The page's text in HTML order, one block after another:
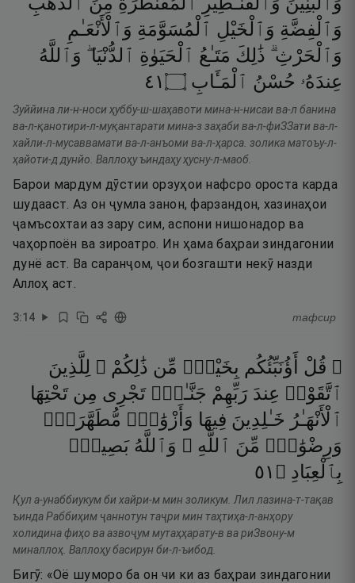
وَٱلْفِضَّةِ وَٱلْخَيْلِ ٱلْمُسَوَّمَةِ وَٱلْأَنْعَـٰمِ
وَٱلْحَرْثِ ۗ ذَٰلِكَ مَتَـٰعُ ٱلْحَيَوٰةِ ٱلدُّنْيَا ۖ وَٱللَّهُ
عِندَهُۥ حُسْنُ ٱلْمَـَٔابِ ۝١٤
Зуййина ли-н-носи ҳуббу-ш-шаҳавоти мина-н-нисаи ва-л банина
ва-л-қанотири-л-муқантарати мина-з заҳаби ва-л-фиЗЗати ва-л-
хайли-л-мусаввамати ва-л-анъоми ва-л-ҳарса. золика матоъу-л-
ҳайоти-д дунйо. Валлоҳу ъиндаҳу ҳусну-л-маоб.
Барои мардум дӯстии орзуҳои нафсро ороста карда
шудааст. Аз он ҷумла занон, фарзандон, хазинаҳои
ҷамъсохтаи аз зару сим, аспони нишонадор ва
чаҳорпоён ва зироатро. Ин ҳама баҳраи зиндагонии
дунё аст. Ва саранҷом, ҷои бозгашти некӯ назди
Аллоҳ аст.
3:14 тафсир
۞ قُلْ أَؤُنَبِّئُكُم بِخَيْرٍۢ مِّن ذَٰلِكُمْ ۚ لِلَّذِينَ
ٱتَّقَوْا۟ عِندَ رَبِّهِمْ جَنَّـٰتٌۭ تَجْرِى مِن تَحْتِهَا
ٱلْأَنْهَـٰرُ خَـٰلِدِينَ فِيهَا وَأَزْوَٰجٌۭ مُّطَهَّرَةٌۭ
وَرِضْوَٰنٌۭ مِّنَ ٱللَّهِ ۗ وَٱللَّهُ بَصِيرٌۢ
بِٱلْعِبَادِ ۝ ١٥
Қул а-унаббиукум би хайри-м мин золикум. Лил лазина-т-тақав
ъинда Раббиҳим ҷаннотун таҷри мин таҳтиҳа-л-анҳору
холидина фиҳо ва азвоҷум мутаҳҳарату-в ва риЗвону-м
миналлоҳ. Валлоҳу басирун би-л-ъибод.
Бигӯ: «Оё шуморо ба он чи ки аз баҳраи зиндагонии